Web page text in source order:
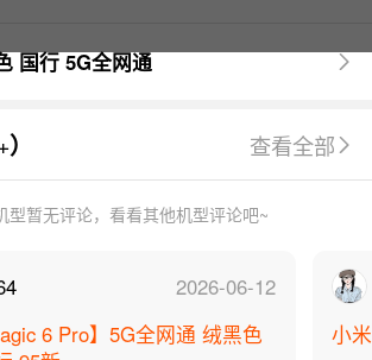
国行 5G全网通
） 查看全部
型暂无评论，看看其他机型评论吧~
2026-06-12
6 Pro】5G全网通 绒黑色
小